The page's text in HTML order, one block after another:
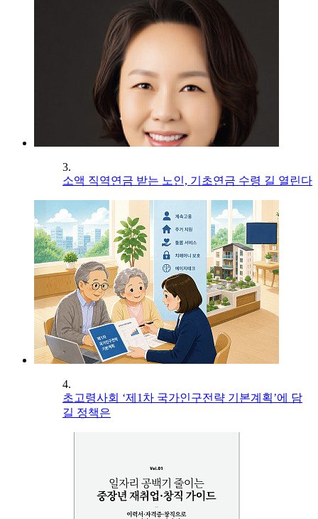
3.
소액 직역연금 받는 노인, 기초연금 수령 길 열린다
4.
초고령사회 ‘제1차 국가인구전략 기본계획’에 담
길 정책은